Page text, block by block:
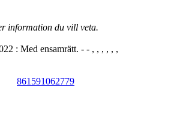
information du vill veta.
: Med ensamrätt. - - , , , , , ,
861591062779